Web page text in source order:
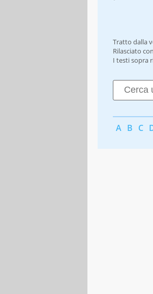
Tratto dalla
Rilasciato con
I testi sopra
A B C